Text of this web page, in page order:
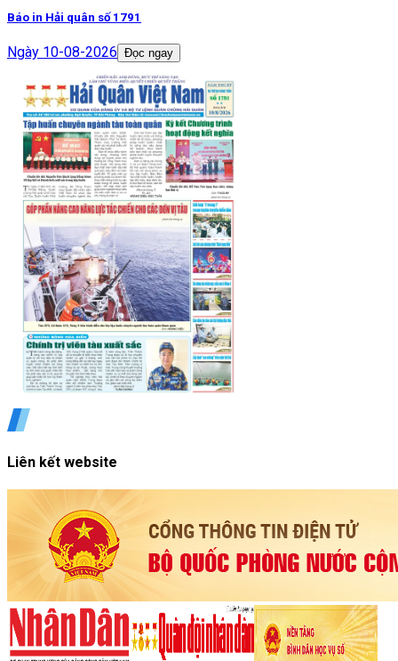
Báo in Hải quân số 1791
Ngày 10-08-2026 Đọc ngay
Liên kết website